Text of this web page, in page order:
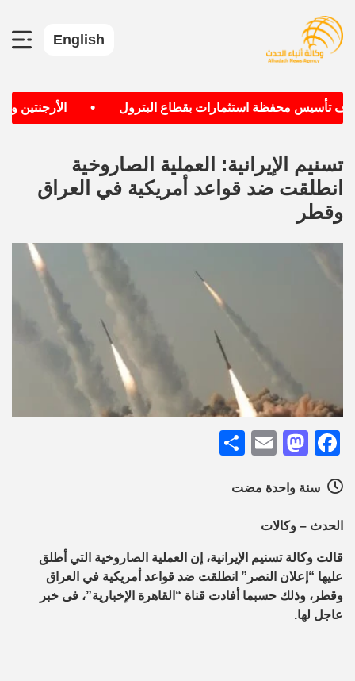
English
تأسيس محفظة استثمارات بقطاع البترول الأرجنتين
تسنيم الإيرانية: العملية الصاروخية
انطلقت ضد قواعد أمريكية في العراق
وقطر
Facebook
Mastodon
Email
سنة واحدة مضت
الحدث – وكالات
قالت وكالة تسنيم الإيرانية، إن العملية الصاروخية التي أطلق
عليها “إعلان النصر” انطلقت ضد قواعد أمريكية في العراق
وقطر، وذلك حسبما أفادت قناة “القاهرة الإخبارية”، فى خبر
عاجل لها.